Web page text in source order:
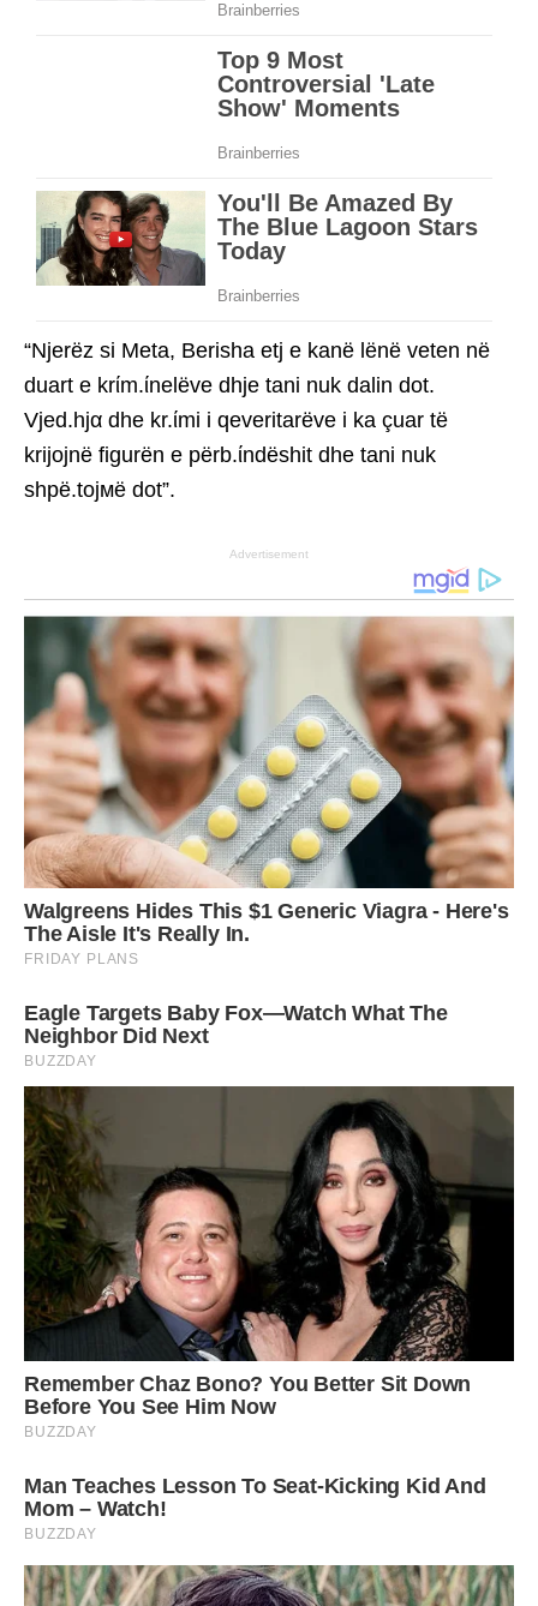
“Njerëz si Meta, Berisha etj e kanë lënë veten në
duart e krίm.ίnelëve dhje tani nuk dalin dot.
Vjed.hjα dhe kr.ίmi i qeveritarëve i ka çuar të
krijojnë figurën e përb.ίndëshit dhe tani nuk
shpë.tojмë dot”.
Advertisement